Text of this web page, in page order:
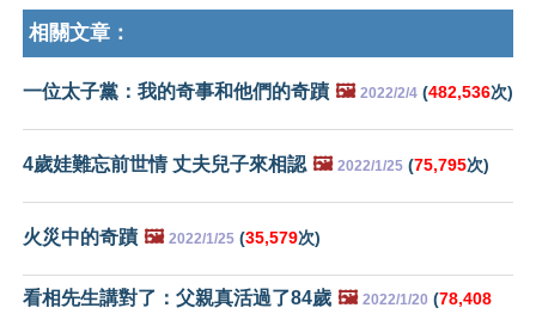
相關文章：
一位太子黨：我的奇事和他們的奇蹟 🖼️ 2022/2/4 (482,536次)
4歲娃難忘前世情 丈夫兒子來相認 🖼️ 2022/1/25 (75,795次)
火災中的奇蹟 🖼️ 2022/1/25 (35,579次)
看相先生講對了：父親真活過了84歲 🖼️ 2022/1/20 (78,408